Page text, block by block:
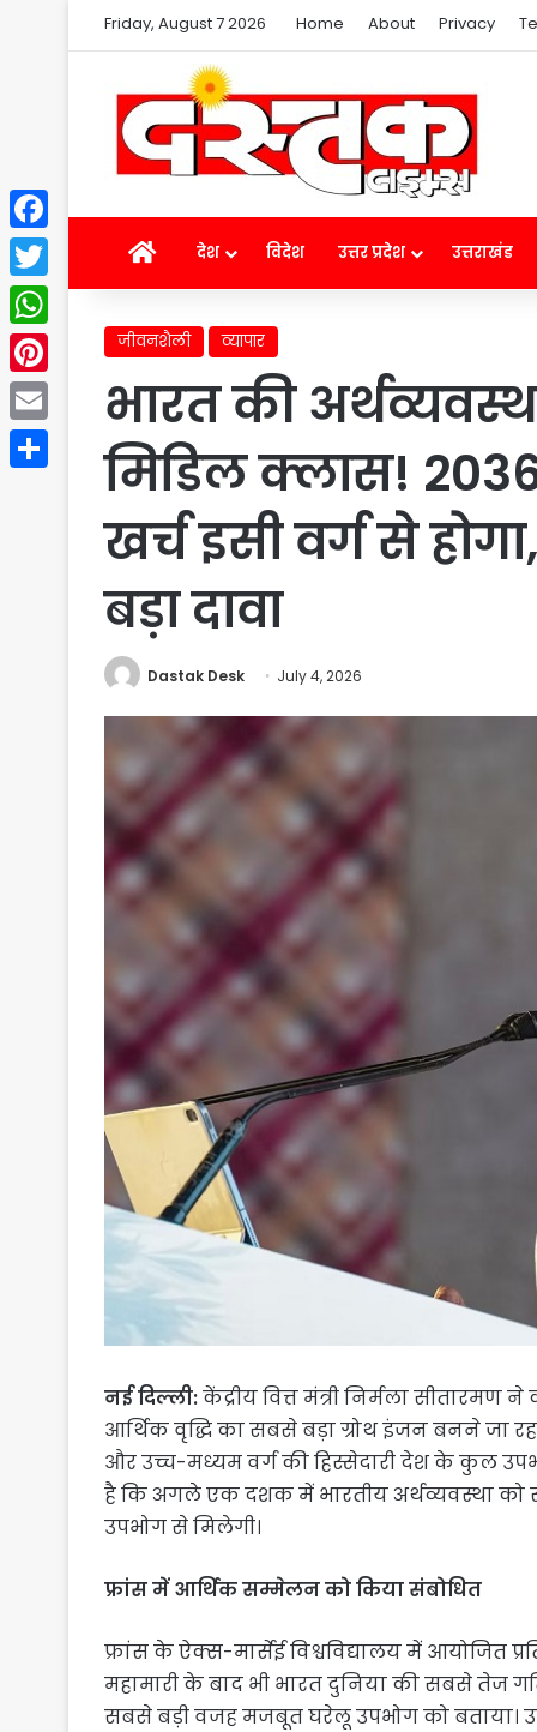
Friday, August 7 2026 Home About Privacy
Homeदेश विदेश उत्तर प्रदेश उत्तराखंड
जीवनशैली व्यापार
भारत की
मिडिल क्लास!
खर्च इसी वर्ग से
बड़ा दावा
Dastak Desk July 4, 2026
नई दिल्ली:केंद्रीय वित्त मंत्री निर्मला
आर्थिक वृद्धि का सबसे बड़ा ग्रोथ इंजन बनने जा
और उच्च-मध्यम वर्ग की हिस्सेदारी देश के कुल
है कि अगले एक दशक में भारतीय अर्थव्यवस्था को
उपभोग से मिलेगी।
फ्रांस में आर्थिक सम्मेलन को किया संबोधित
फ्रांस के ऐक्स-मार्सेई विश्वविद्यालय में आयोजित
महामारी के बाद भी भारत दुनिया की सबसे तेज
सबसे बड़ी वजह मजबूत घरेलू उपभोग को बताया।
Facebook
Twitter
WhatsApp
Pinterest
Email